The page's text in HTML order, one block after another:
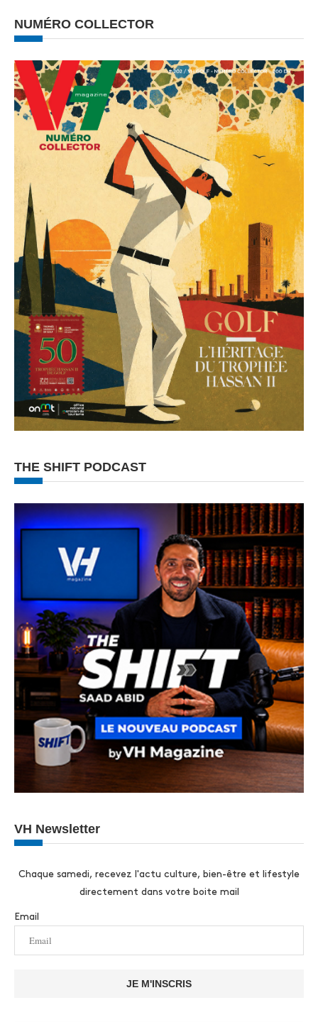
NUMÉRO COLLECTOR
THE SHIFT PODCAST
VH Newsletter
Chaque samedi, recevez l'actu culture, bien-être et lifestyle
directement dans votre boite mail
Email
JE M'INSCRIS